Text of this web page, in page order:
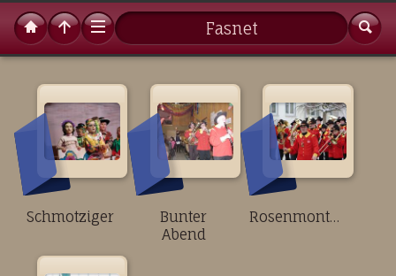
Fasnet
Schmotziger
Bunter
Abend
Rosenmontag